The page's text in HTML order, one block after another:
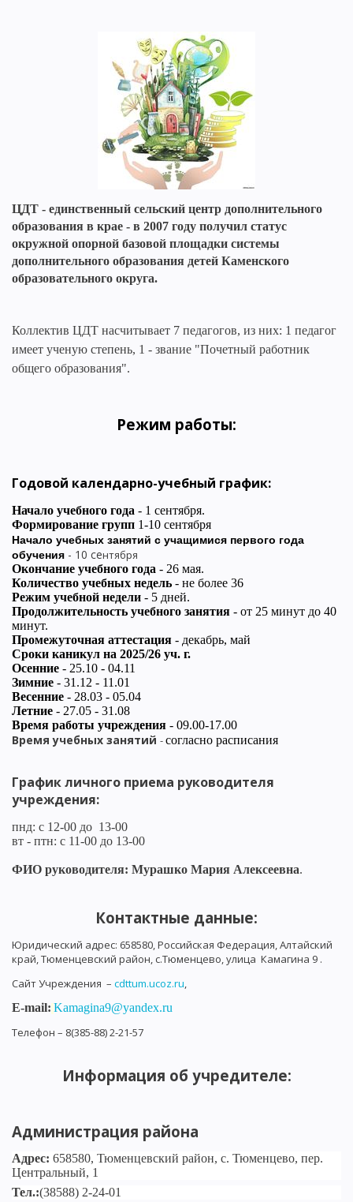
ЦДТ - единственный сельский центр дополнительного
образования в крае - в 2007 году получил статус
окружной опорной базовой площадки системы
дополнительного образования детей Каменского
образовательного округа.
Коллектив ЦДТ насчитывает 7 педагогов, из них: 1 педагог
имеет ученую степень, 1 - звание "Почетный работник
общего образования".
Режим работы:
Годовой календарно-учебный график:
Начало учебного года - 1 сентября.
Формирование групп 1-10 сентября
Начало учебных занятий с учащимися первого года
обучения - 10 сентября
Окончание учебного года - 26 мая.
Количество учебных недель - не более 36
Режим учебной недели - 5 дней.
Продолжительность учебного занятия - от 25 минут до 40
минут.
Промежуточная аттестация - декабрь, май
Сроки каникул на 2025/26 уч. г.
Осенние - 25.10 - 04.11
Зимние - 31.12 - 11.01
Весенние - 28.03 - 05.04
Летние - 27.05 - 31.08
Время работы учреждения - 09.00-17.00
Время учебных занятий -согласно расписания
График личного приема руководителя
учреждения:
пнд: с 12-00 до 13-00
вт - птн: с 11-00 до 13-00
ФИО руководителя: Мурашко Мария Алексеевна.
Контактные данные:
Юридический адрес: 658580, Российская Федерация, Алтайский
край, Тюменцевский район, с.Тюменцево, улица Камагина 9 .
Сайт Учреждения – cdttum.ucoz.ru,
E-mail: Kamagina9@yandex.ru
Телефон – 8(385-88) 2-21-57
Информация об учредителе:
Администрация района
Адрес: 658580, Тюменцевский район, с. Тюменцево, пер.
Центральный, 1
Тел.:(38588) 2-24-01